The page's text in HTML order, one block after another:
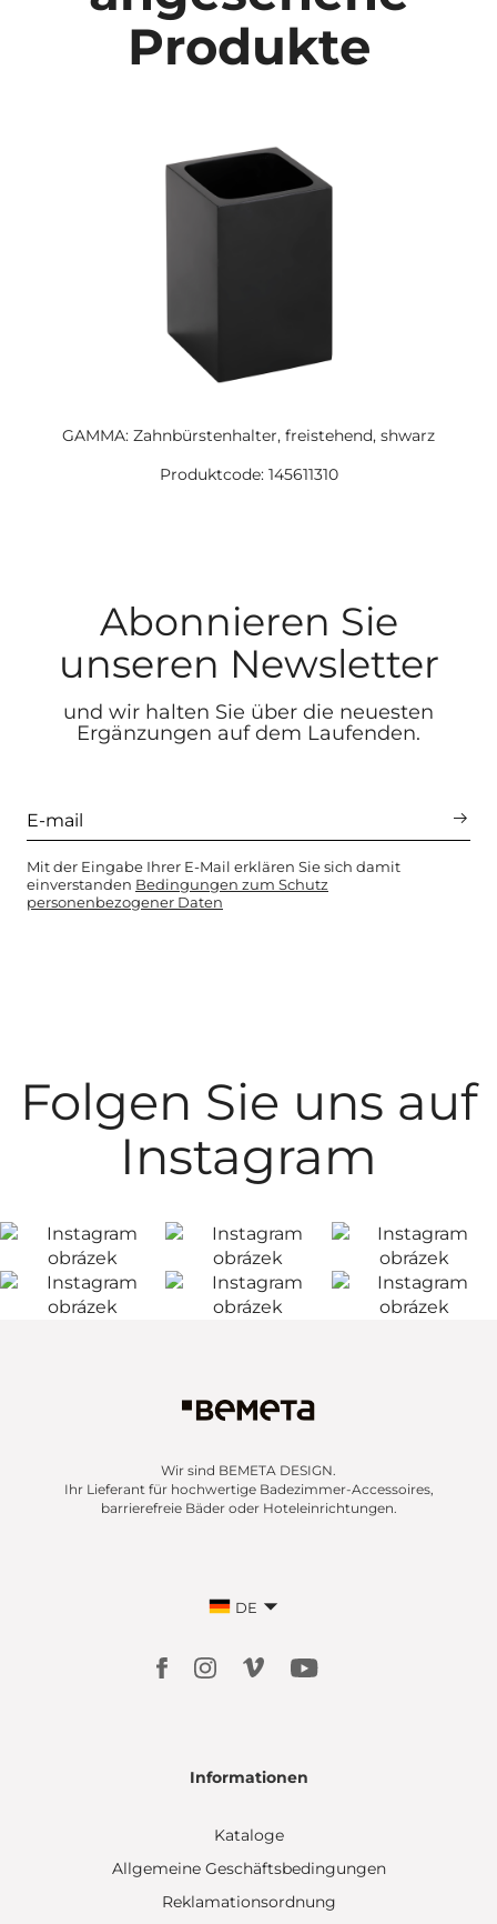
Produkte
GAMMA: Zahnbürstenhalter, freistehend, shwarz
Produktcode: 145611310
Abonnieren Sie
unseren Newsletter
und wir halten Sie über die neuesten
Ergänzungen auf dem Laufenden.
Mit der Eingabe Ihrer E-Mail erklären Sie sich damit
einverstanden Bedingungen zum Schutz
personenbezogener Daten
Folgen Sie uns auf
Instagram
Wir sind BEMETA DESIGN.
Ihr Lieferant für hochwertige Badezimmer-Accessoires,
barrierefreie Bäder oder Hoteleinrichtungen.
DE
Informationen
Kataloge
Allgemeine Geschäftsbedingungen
Reklamationsordnung